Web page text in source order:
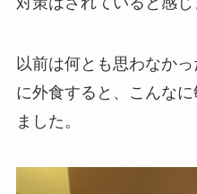
以前は何とも思わなか
に外食すると、こんな
ました。